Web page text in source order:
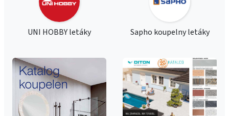
UNI HOBBY letáky Sapho koupelny letáky